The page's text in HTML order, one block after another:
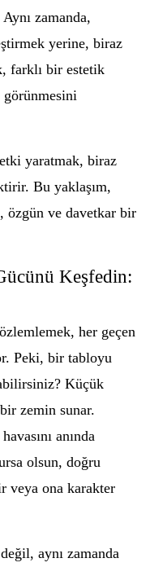
zamanda,
yerine, biraz
farklı bir estetik
görünmesini
yaratmak, biraz
Bu yaklaşım,
özgün ve davetkar bir
Keşfedin:
her geçen
Peki, bir tabloyu
Küçük
zemin sunar.
anında
olsun, doğru
veya ona karakter
aynı zamanda